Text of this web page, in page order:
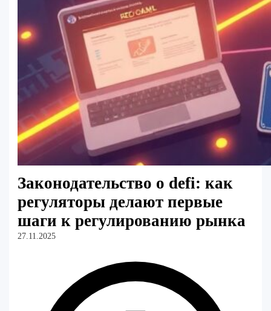
Законодательство о defi: как
регуляторы делают первые
шаги к регулированию рынка
27.11.2025